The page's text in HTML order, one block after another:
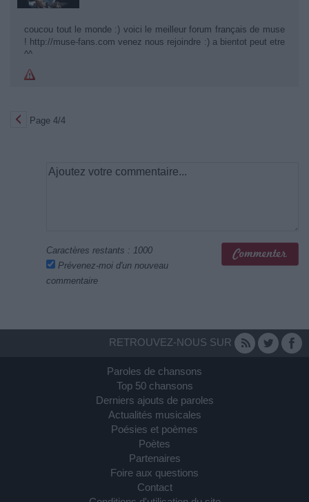
coucou tout le monde :) voici le meilleur forum français de muse
! http://muse-fans.com venez nous rejoindre :) a bientot peut etre
^^
Page 4/4
Caractères restants : 1000
Prévenez-moi d'un nouveau
commentaire
RETROUVEZ-NOUS SUR
Paroles de chansons
Top 50 chansons
Derniers ajouts de paroles
Actualités musicales
Poésies et poèmes
Poètes
Partenaires
Foire aux questions
Contact